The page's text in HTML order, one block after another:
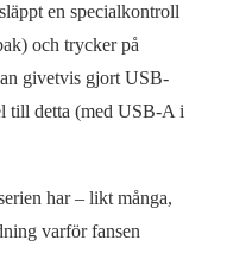
en specialkontroll
och trycker på
givetvis gjort USB-
till detta (med USB-A i
har – likt många,
varför fansen